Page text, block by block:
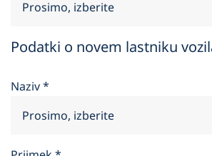
Podatki o novem lastniku
Naziv*